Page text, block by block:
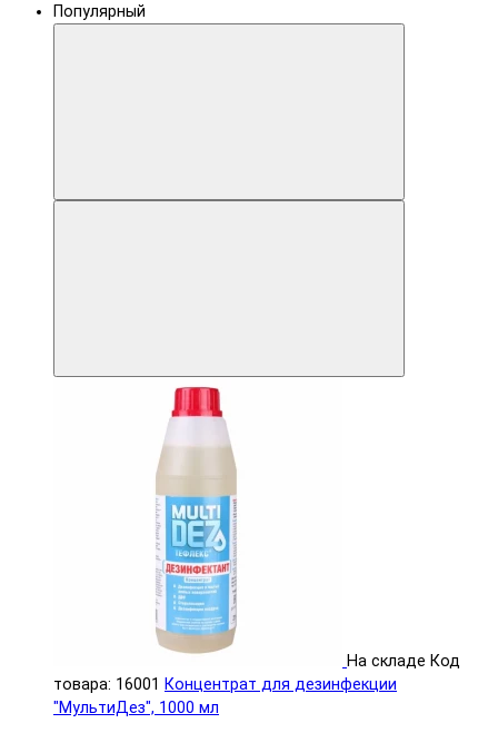
Популярный
На складе Код
товара: 16001 Концентрат для дезинфекции
"МультиДез", 1000 мл